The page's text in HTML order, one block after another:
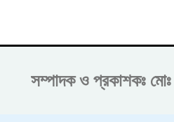
সম্পাদক ও প্রকাশকঃ